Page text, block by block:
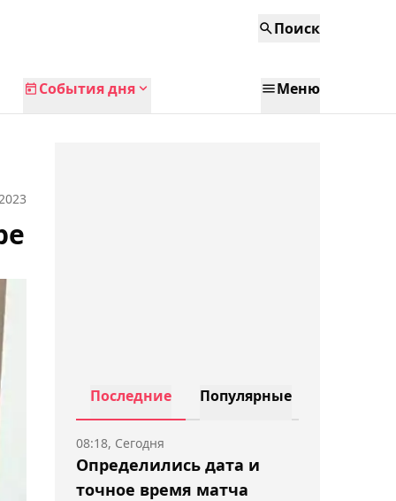
Поиск
События дня Меню
Последние Популярные
Определились дата и
точное время матча
08:18, Сегодня